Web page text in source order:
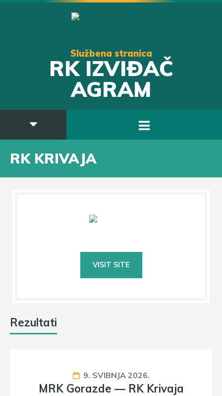
Službena stranica
RK IZVIĐAČ
AGRAM
RK KRIVAJA
Rezultati
9. SVIBNJA 2026.
MRK Gorazde — RK Krivaja